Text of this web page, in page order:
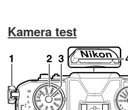
Kamera test